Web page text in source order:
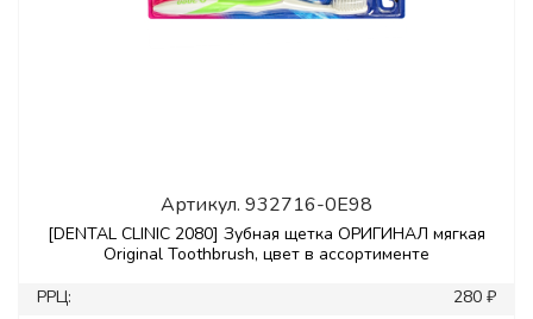
Артикул. 932716-0E98
[DENTAL CLINIC 2080] Зубная щетка ОРИГИНАЛ мягкая
Original Toothbrush, цвет в ассортименте
РРЦ:
280 ₽